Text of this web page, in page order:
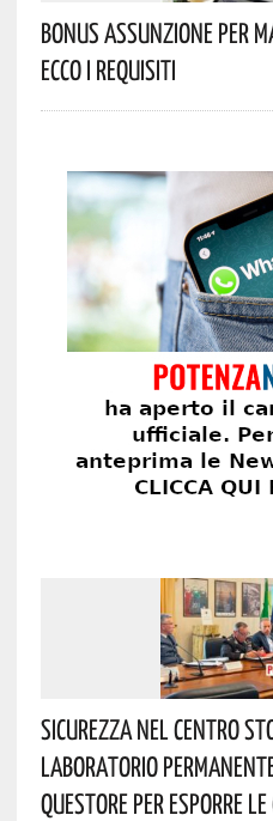
Bonus Assunzione Per
Ecco I Requisiti
Sicurezza Nel Centro
Laboratorio
Questore Per Esporre